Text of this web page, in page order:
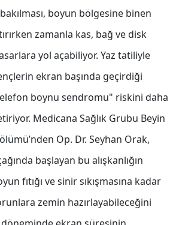
boyun bölgesine binen
zamanla kas, bağ ve disk
yol açabiliyor. Yaz tatiliyle
ekran başında geçirdiği
boynu sendromu" riskini daha
Medicana Sağlık Grubu Beyin
Op. Dr. Seyhan Orak,
başlayan bu alışkanlığın
fıtığı ve sinir sıkışmasına kadar
zemin hazırlayabileceğini